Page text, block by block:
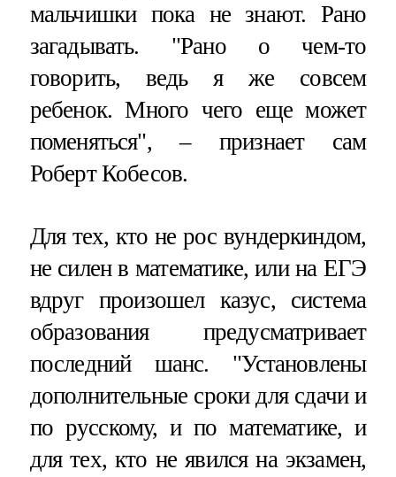
мальчишки пока не знают. Рано
загадывать. "Рано о чем-то
говорить, ведь я же совсем
ребенок. Много чего еще может
поменяться", – признает сам
Роберт Кобесов.
Для тех, кто не рос вундеркиндом,
не силен в математике, или на ЕГЭ
вдруг произошел казус, система
образования предусматривает
последний шанс. "Установлены
дополнительные сроки для сдачи и
по русскому, и по математике, и
для тех, кто не явился на экзамен,